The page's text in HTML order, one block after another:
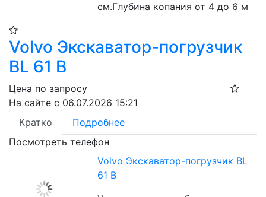
см.Глубина копания от 4 до 6 м
Volvo Экскаватор-погрузчик
BL 61 B
Цена по запросу
На сайте с 06.07.2026 15:21
Кратко
Подробнее
Посмотреть телефон
Volvo Экскаватор-погрузчик BL
61 B